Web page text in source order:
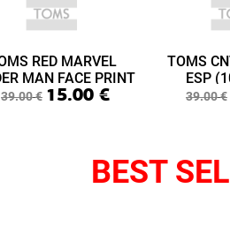
RED MARVEL
MAN FACE PRINT
LIME LAYETTE
39.00€ 15.00 €
TOMS
ESP
39.00€
BEST